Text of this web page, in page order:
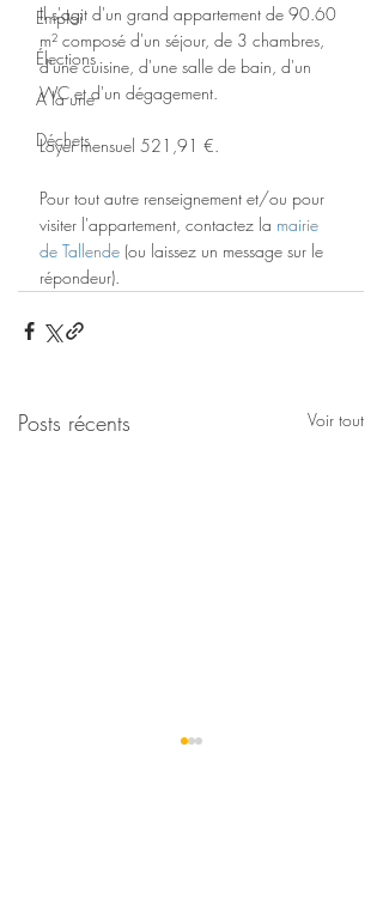
Emploi
Élections
A la une
Déchets
Il s'agit d'un grand appartement de 90.60
m² composé d'un séjour, de 3 chambres,
d'une cuisine, d'une salle de bain, d'un
WC et d'un dégagement.
Loyer mensuel 521,91 €.
Pour tout autre renseignement et/ou pour
visiter l'appartement, contactez la mairie
de Tallende (ou laissez un message sur le
répondeur).
Posts récents Voir tout